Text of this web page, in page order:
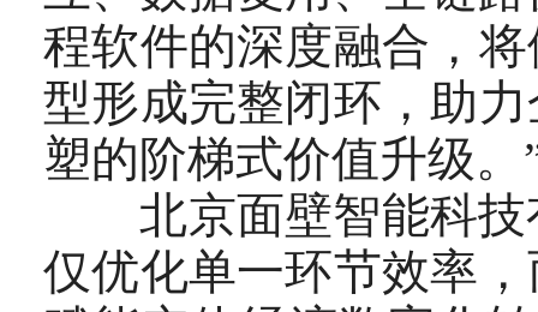
程软件的深度融合，
型形成完整闭环，助
塑的阶梯式价值升级。
北京面壁智能科技
仅优化单一环节效率